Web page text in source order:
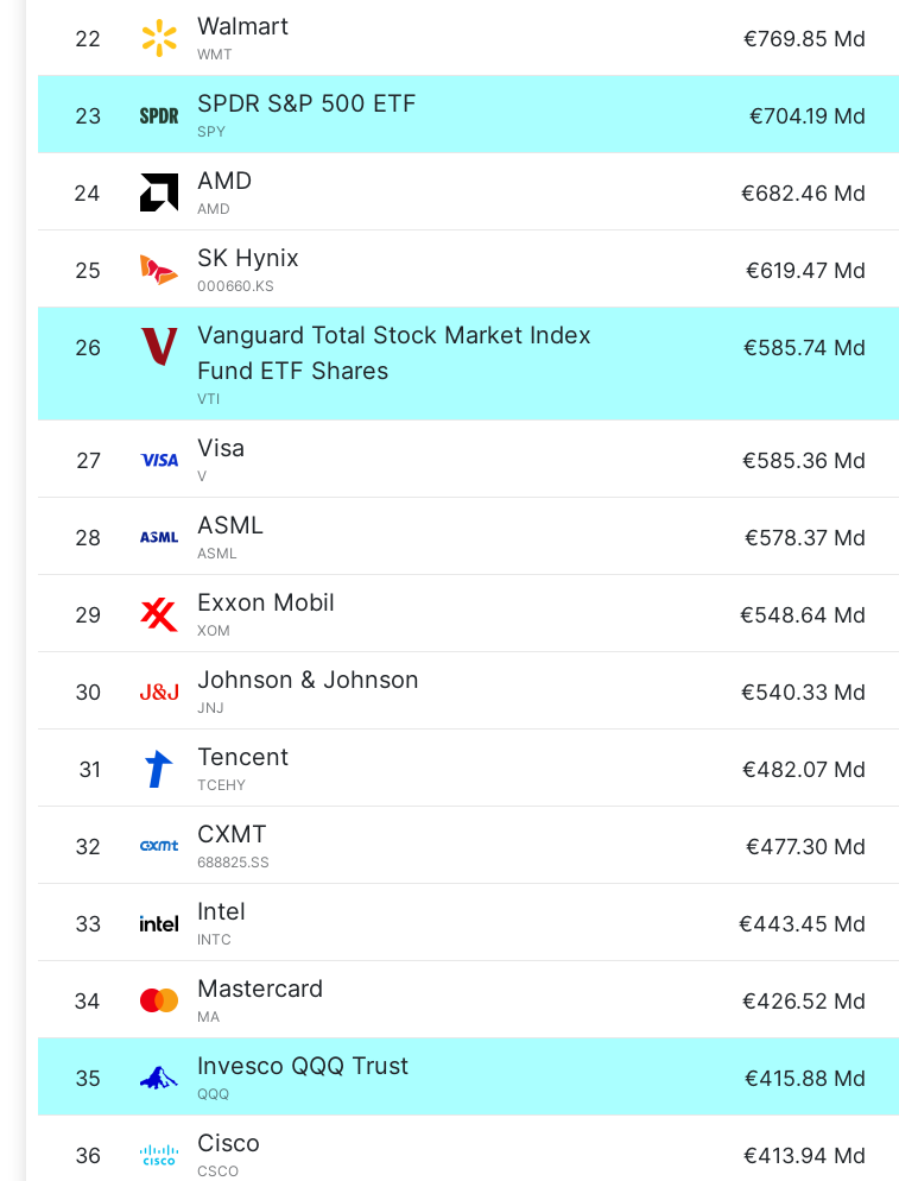
22 Walmart
WMT
€769.85 Md
23 SPDR S&P 500 ETF
SPY
€704.19 Md
24 AMD
AMD
€682.46 Md
25 SK Hynix
000660.KS
€619.47 Md
26
Vanguard Total Stock Market Index
Fund ETF Shares
VTI
€585.74 Md
27 Visa
V
€585.36 Md
28 ASML
ASML
€578.37 Md
29 Exxon Mobil
XOM
€548.64 Md
30 Johnson & Johnson
JNJ
€540.33 Md
31 Tencent
TCEHY
€482.07 Md
32 CXMT
688825.SS
€477.30 Md
33 Intel
INTC
€443.45 Md
34 Mastercard
MA
€426.52 Md
35 Invesco QQQ Trust
QQQ
€415.88 Md
36 Cisco
CSCO
€413.94 Md